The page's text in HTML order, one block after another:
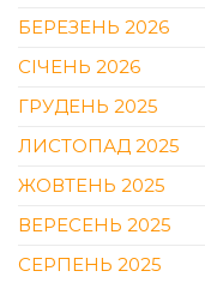
БЕРЕЗЕНЬ 2026
СІЧЕНЬ 2026
ГРУДЕНЬ 2025
ЛИСТОПАД 2025
ЖОВТЕНЬ 2025
ВЕРЕСЕНЬ 2025
СЕРПЕНЬ 2025